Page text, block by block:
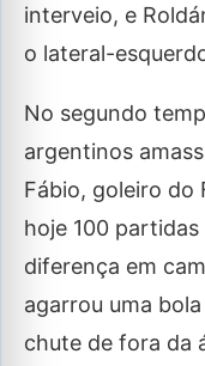
interveio, e
o lateral-
No segundo
argentinos
Fábio, goleiro do
hoje 100
diferença em
agarrou uma
chute de fora da